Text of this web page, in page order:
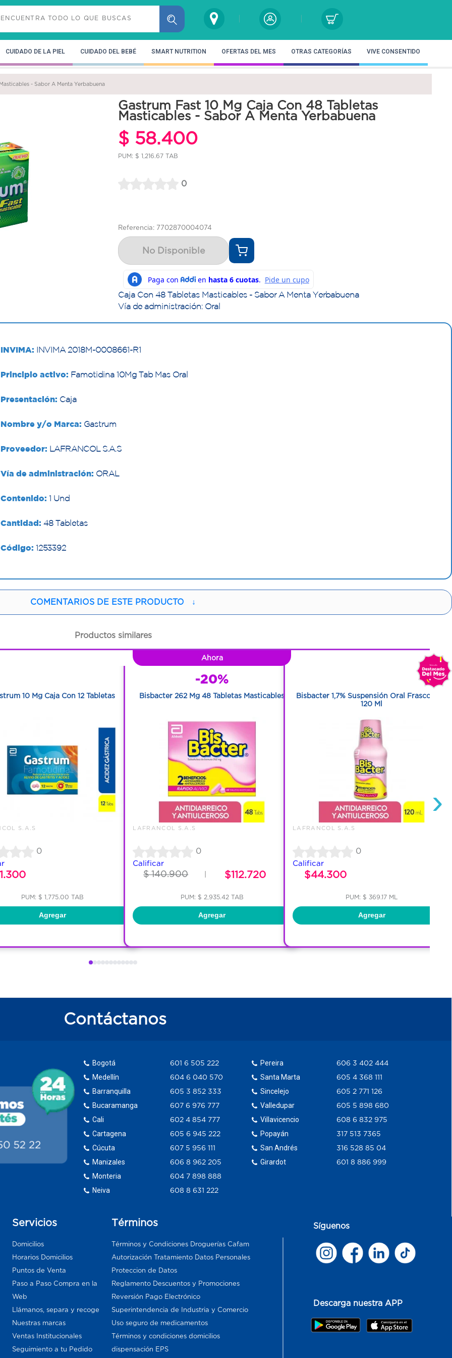
CUIDADO DE LA PIEL CUIDADO DEL BEBÉ SMART NUTRITION OFERTAS DEL MES OTRAS CATEGORÍAS VIVE CONSENTIDO
- Sabor A Menta Yerbabuena
Gastrum Fast 10 Mg Caja Con 48 Tabletas
Masticables - Sabor A Menta Yerbabuena
$ 58.400
PUM: $ 1,216.67 TAB
0
Referencia: 7702870004074
No Disponible
Caja Con 48 Tabletas Masticables - Sabor A Menta Yerbabuena
Vía de administración: Oral
INVIMA: INVIMA 2018M-0008661-R1
Principio activo: Famotidina 10Mg Tab Mas Oral
Presentación: Caja
Nombre y/o Marca: Gastrum
Proveedor: LAFRANCOL S.A.S
Vía de administración: ORAL
Contenido: 1 Und
Cantidad: 48 Tabletas
Código: 1253392
COMENTARIOS DE ESTE PRODUCTO ↓
Productos similares
10 Mg Caja Con 12 Tabletas
S.A.S
0
PUM: $ 1,775.00 TAB
Agregar
Ahora
-20%
Bisbacter 262 Mg 48 Tabletas Masticables
LAFRANCOL S.A.S
0
Calificar
$ 140.900 $112.720
PUM: $ 2,935.42 TAB
Agregar
Bisbacter 1,7% Suspensión Oral Frasco Con
120 Ml
LAFRANCOL S.A.S
0
Calificar
$44.300
PUM: $ 369.17 ML
Agregar
›
Contáctanos
Bogotá
Medellín
Barranquilla
Bucaramanga
Cali
Cartagena
Cúcuta
Manizales
Monteria
Neiva
601 6 505 222
604 6 040 570
605 3 852 333
607 6 976 777
602 4 854 777
605 6 945 222
607 5 956 111
606 8 962 205
604 7 898 888
608 8 631 222
Pereira
Santa Marta
Sincelejo
Valledupar
Villavicencio
Popayán
San Andrés
Girardot
606 3 402 444
605 4 368 111
605 2 771 126
605 5 898 680
608 6 832 975
317 513 7365
316 528 85 04
601 8 886 999
Servicios
Domicilios
Horarios Domicilios
Puntos de Venta
Paso a Paso Compra en la
Web
Llámanos, separa y recoge
Nuestras marcas
Ventas Institucionales
Seguimiento a tu Pedido
Términos
Términos y Condiciones Droguerías Cafam
Autorización Tratamiento Datos Personales
Proteccion de Datos
Reglamento Descuentos y Promociones
Reversión Pago Electrónico
Superintendencia de Industria y Comercio
Uso seguro de medicamentos
Términos y condiciones domicilios
dispensación EPS
Síguenos
Descarga nuestra APP